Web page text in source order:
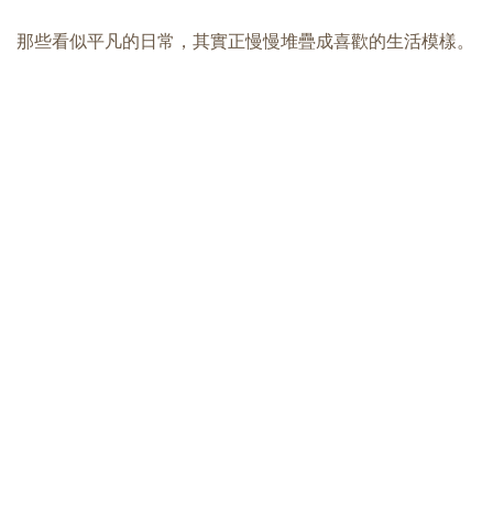
那些看似平凡的日常，其實正慢慢堆疊成喜歡的生活模樣。